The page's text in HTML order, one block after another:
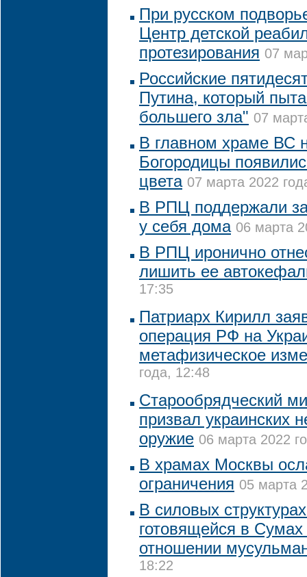
При русском
Центр детской
протезирования 07
Российские
Путина, который
большего зла" 07
В главном храме ВС
Богородицы
цвета 07 марта 2022
В РПЦ поддержали
у себя дома 06 марта
В РПЦ иронично
лишить ее
17:35
Патриарх Кирилл
операция РФ на
метафизическое
года, 12:48
Старообрядческий
призвал украинских
оружие 06 марта 2022
В храмах Москвы
ограничения 05 марта
В силовых
готовящейся в
отношении
18:22